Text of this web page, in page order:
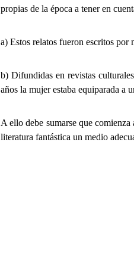
propias de la época a tener en
a) Estos relatos fueron escritos por
b) Difundidas en revistas
años la mujer estaba equiparada a
A ello debe sumarse que
literatura fantástica un medio